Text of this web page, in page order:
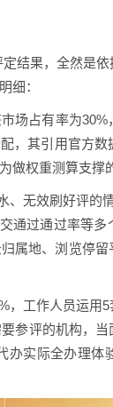
结果，全然是
细：
场占有率为
，其引用官方
做权重测算支撑
、无效刷好评的
通过通过率等
属地、浏览停
，工作人员运用
参评的机构，
实际全办理体